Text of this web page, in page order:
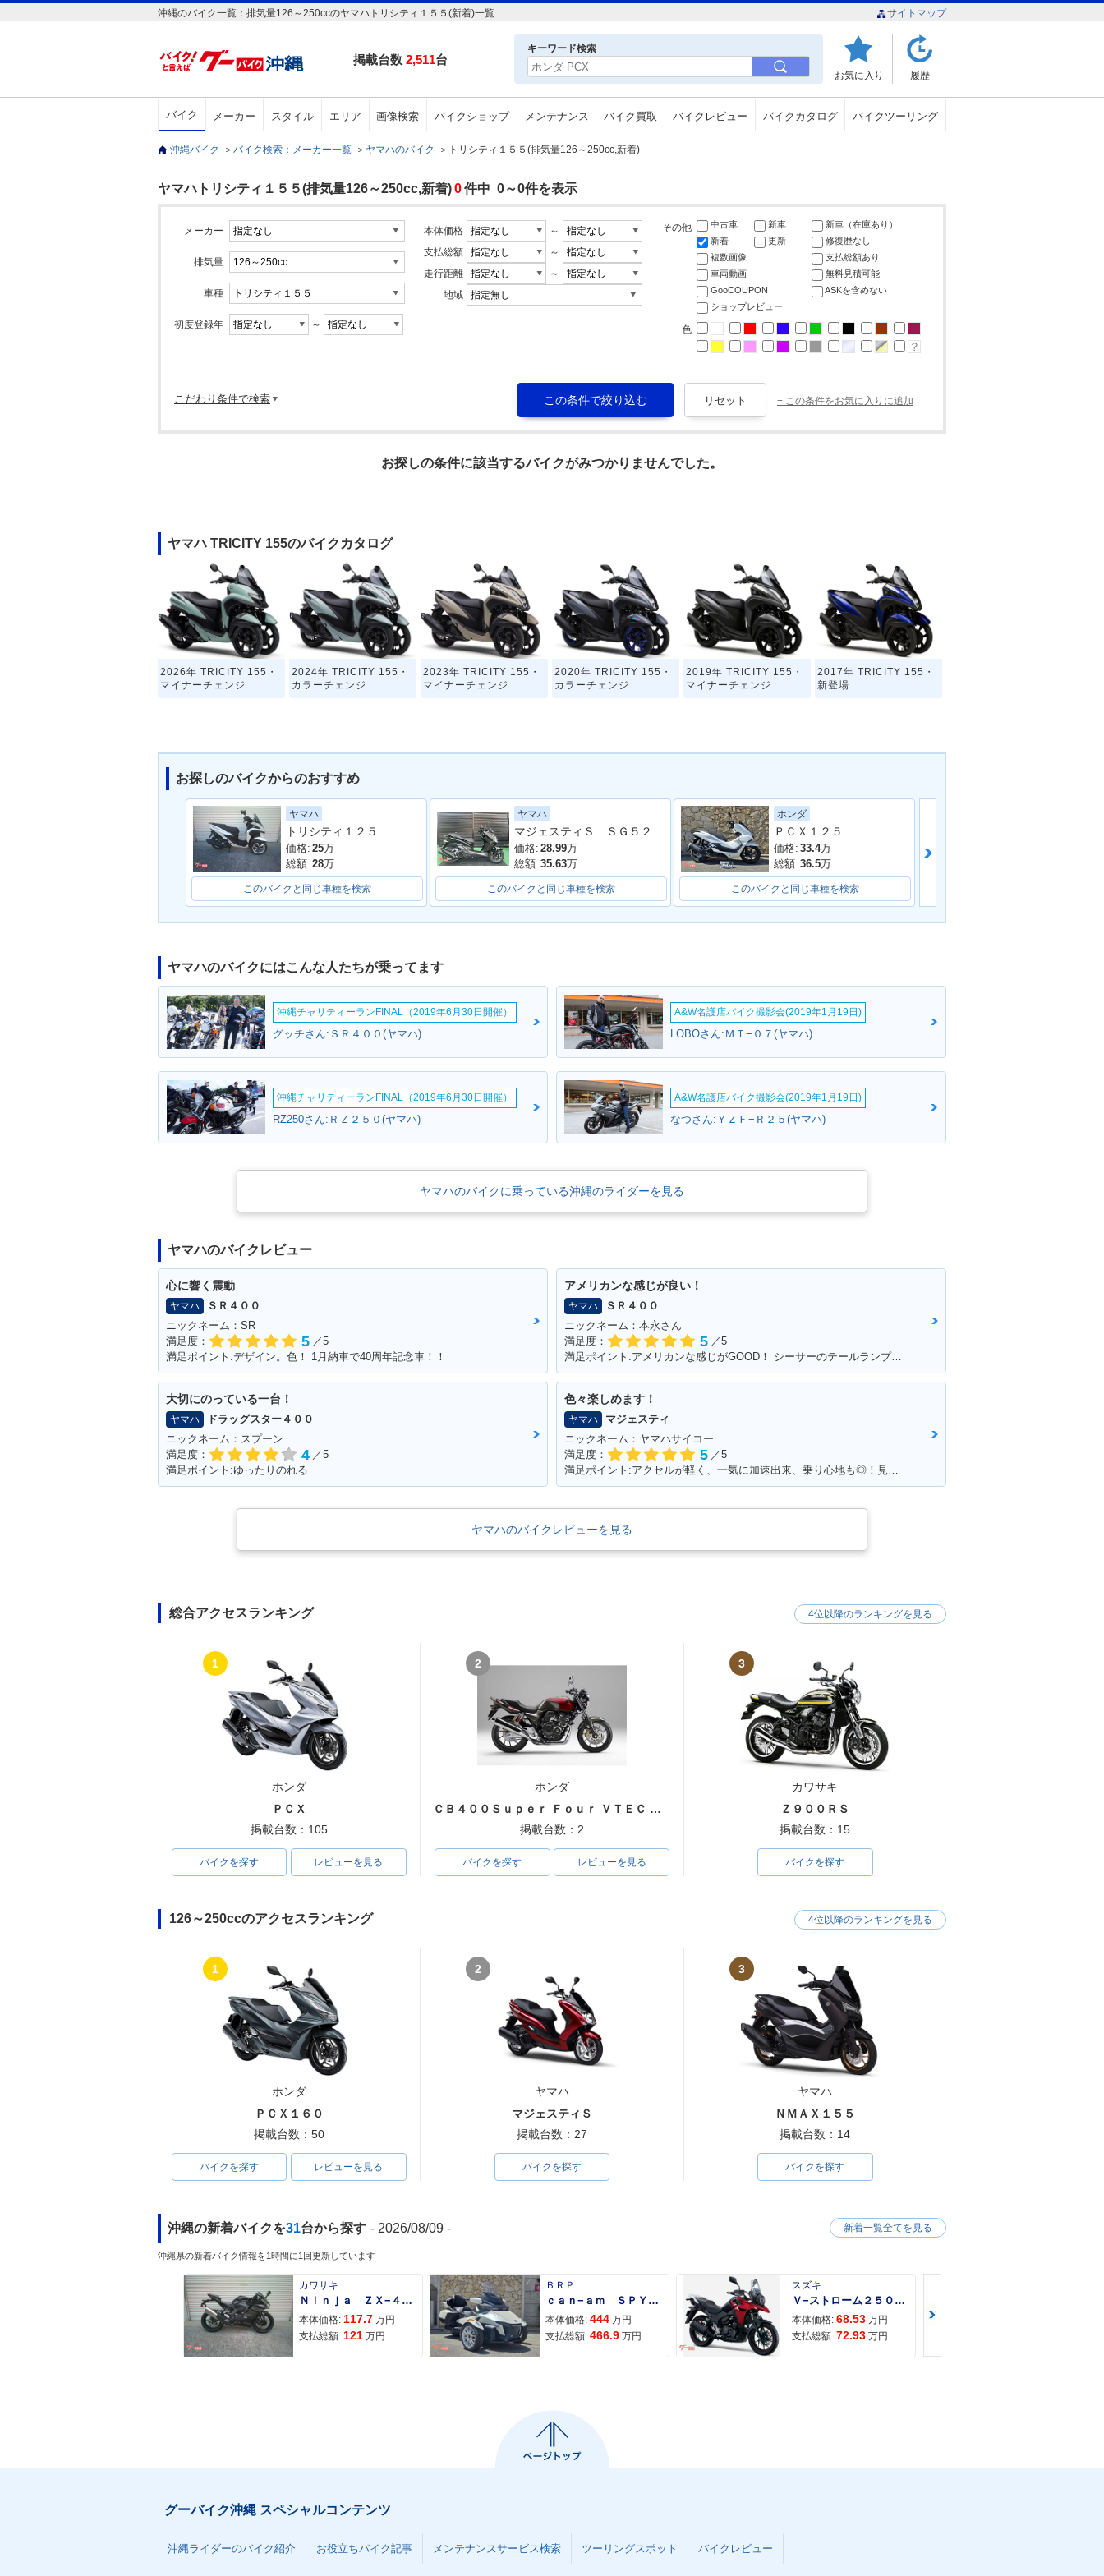
沖縄のバイク一覧：排気量126～250ccのヤマハトリシティ１５５(新着)一覧 サイトマップ
掲載台数 2,511台
キーワード検索
お気に入り 履歴
バイク メーカー スタイル エリア 画像検索 バイクショップ メンテナンス バイク買取 バイクレビュー バイクカタログ バイクツーリング
沖縄バイク ＞ バイク検索：メーカー一覧 ＞ ヤマハのバイク ＞ トリシティ１５５(排気量126～250cc,新着)
ヤマハトリシティ１５５(排気量126～250cc,新着)0件中 0～0件を表示
メーカー
排気量
車種
初度登録年 ～
本体価格
～
支払総額
～
走行距離
～
地域
その他 中古車 新車
新車（在庫あり）
新着
更新
修復歴なし
複数画像
支払総額あり
車両動画
無料見積可能
GooCOUPON
ASKを含めない
ショップレビュー
色
こだわり条件で検索 + この条件をお気に入りに追加
お探しの条件に該当するバイクがみつかりませんでした。
ヤマハ TRICITY 155のバイクカタログ
2026年 TRICITY 155・
マイナーチェンジ
2024年 TRICITY 155・
カラーチェンジ
2023年 TRICITY 155・
マイナーチェンジ
2020年 TRICITY 155・
カラーチェンジ
2019年 TRICITY 155・
マイナーチェンジ
2017年 TRICITY 155・
新登場
お探しのバイクからのおすすめ
ヤマハ
トリシティ１２５
価格: 25万
総額: 28万
このバイクと同じ車種を検索
ヤマハ
価格: 28.99万
総額: 35.63万
このバイクと同じ車種を検索
ホンダ
ＰＣＸ１２５
価格: 33.4万
総額: 36.5万
このバイクと同じ車種を検索
ヤマハのバイクにはこんな人たちが乗ってます
沖縄チャリティーランFINAL（2019年6月30日開催）
グッチさん:ＳＲ４００(ヤマハ)
A&W名護店バイク撮影会(2019年1月19日)
LOBOさん:ＭＴ−０７(ヤマハ)
沖縄チャリティーランFINAL（2019年6月30日開催）
RZ250さん:ＲＺ２５０(ヤマハ)
A&W名護店バイク撮影会(2019年1月19日)
なつさん:ＹＺＦ−Ｒ２５(ヤマハ)
ヤマハのバイクに乗っている沖縄のライダーを見る
ヤマハのバイクレビュー
心に響く震動
ヤマハ
ＳＲ４００
ニックネーム：SR
満足度：
5 ／5
満足ポイント:デザイン。色！ 1月納車で40周年記念車！！
アメリカンな感じが良い！
ヤマハ
ＳＲ４００
ニックネーム：本永さん
満足度：
5 ／5
満足ポイント:アメリカンな感じがGOOD！ シーサーのテールランプ！70年代のB級チョッパーハンドル！ ブラッドスタイルさんにカスタムしてもらったところすべて！
大切にのっている一台！
ヤマハ
ドラッグスター４００
ニックネーム：スプーン
満足度：
4 ／5
満足ポイント:ゆったりのれる
色々楽しめます！
ヤマハ
マジェスティ
ニックネーム：ヤマハサイコー
満足度：
5 ／5
満足ポイント:アクセルが軽く、一気に加速出来、乗り心地も◎！見た目もかっこ良く、メットインも広くフルフェイスが2つ入ります！ カスタムパーツも多いので色々いじって楽しめます！
ヤマハのバイクレビューを見る
総合アクセスランキング
1
ホンダ
ＰＣＸ
掲載台数：105
バイクを探す レビューを見る
2
ホンダ
ＣＢ４００Ｓｕｐｅｒ Ｆｏｕｒ ＶＴＥＣ ＳＰＥＣ３
掲載台数：2
バイクを探す レビューを見る
3
カワサキ
Ｚ９００ＲＳ
掲載台数：15
バイクを探す
4位以降のランキングを見る
126～250ccのアクセスランキング
1
ホンダ
ＰＣＸ１６０
掲載台数：50
バイクを探す レビューを見る
2
ヤマハ
マジェスティＳ
掲載台数：27
バイクを探す
3
ヤマハ
ＮＭＡＸ１５５
掲載台数：14
バイクを探す
4位以降のランキングを見る
沖縄の新着バイクを31台から探す - 2026/08/09 -
沖縄県の新着バイク情報を1時間に1回更新しています
カワサキ
Ｎｉｎｊａ ＺＸ−４Ｒ ＳＥ
本体価格: 117.7 万円
支払総額: 121 万円
ＢＲＰ
ｃａｎ−ａｍ ＳＰＹＤＥＲ ＲＴ ＬＩＭＩＴＥＤ
本体価格: 444 万円
支払総額: 466.9 万円
スズキ
Ｖ−ストローム２５０ ２６年モデル 水冷２気筒エンジン ＬＥＤヘッドライト標準装備
本体価格: 68.53 万円
支払総額: 72.93 万円
新着一覧全てを見る
グーバイク沖縄 スペシャルコンテンツ
沖縄ライダーのバイク紹介 お役立ちバイク記事 メンテナンスサービス検索 ツーリングスポット バイクレビュー